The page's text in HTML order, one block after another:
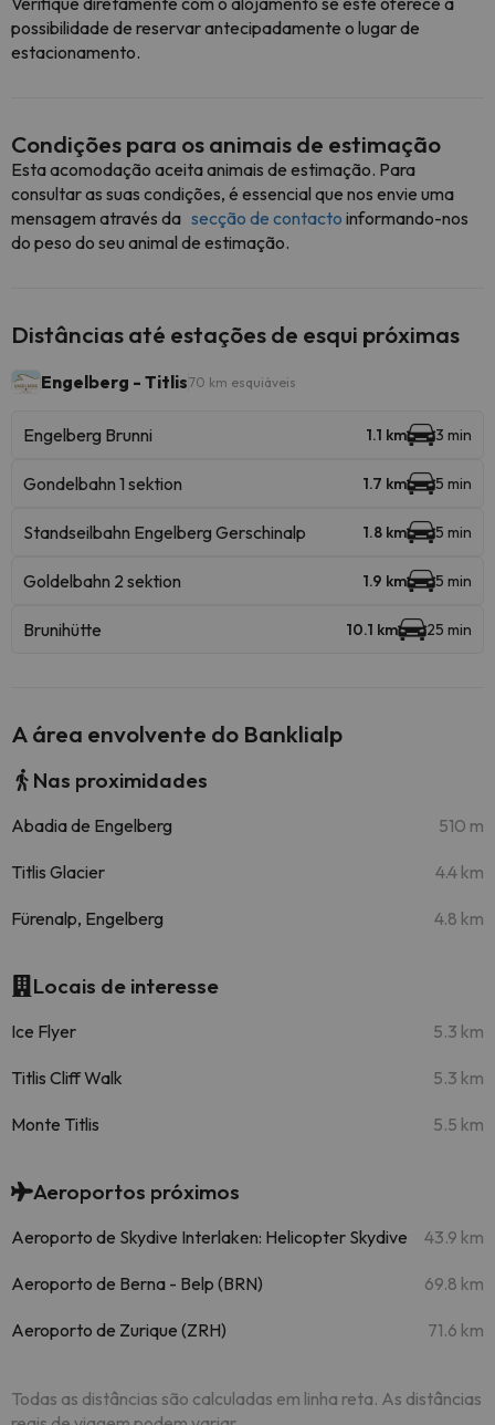
possibilidade de reservar antecipadamente o lugar de
estacionamento.
Condições para os animais de estimação
Esta acomodação aceita animais de estimação. Para
consultar as suas condições, é essencial que nos envie uma
mensagem através da secção de contacto informando-nos
do peso do seu animal de estimação.
Distâncias até estações de esqui próximas
Engelberg - Titlis70 km esquiáveis
Engelberg Brunni 1.1 km 3 min
Gondelbahn 1 sektion 1.7 km 5 min
Standseilbahn Engelberg Gerschinalp 1.8 km 5 min
Goldelbahn 2 sektion 1.9 km 5 min
Brunihütte 10.1 km 25 min
A área envolvente do Banklialp
Nas proximidades
Abadia de Engelberg 510 m
Titlis Glacier 4.4 km
Fürenalp, Engelberg 4.8 km
Locais de interesse
Ice Flyer 5.3 km
Titlis Cliff Walk 5.3 km
Monte Titlis 5.5 km
Aeroportos próximos
Aeroporto de Skydive Interlaken: Helicopter Skydive 43.9 km
Aeroporto de Berna - Belp (BRN) 69.8 km
Aeroporto de Zurique (ZRH) 71.6 km
Todas as distâncias são calculadas em linha reta. As distâncias